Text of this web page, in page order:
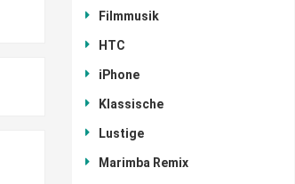
Filmmusik
HTC
iPhone
Klassische
Lustige
Marimba Remix